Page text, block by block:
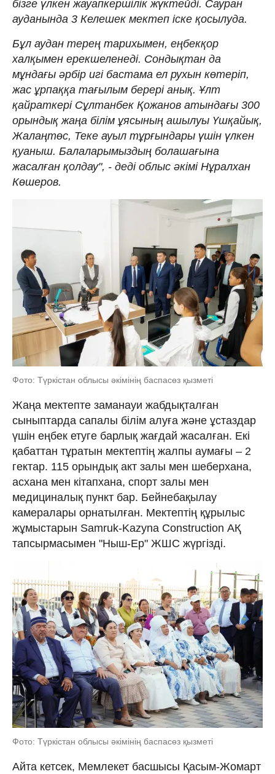
бізге үлкен жауапкершілік жүктейді. Сауран
ауданында 3 Келешек мектеп іске қосылуда.
Бұл аудан терең тарихымен, еңбекқор
халқымен ерекшеленеді. Сондықтан да
мұндағы әрбір игі бастама ел рухын көтеріп,
жас ұрпаққа тағылым берері анық. Ұлт
қайраткері Сұлтанбек Қожанов атындағы 300
орындық жаңа білім ұясының ашылуы Үшқайық,
Жалаңтөс, Теке ауыл тұрғындары үшін үлкен
қуаныш. Балаларымыздың болашағына
жасалған қолдау", - деді облыс әкімі Нұралхан
Көшеров.
Фото: Түркістан облысы әкімінің баспасөз қызметі
Жаңа мектепте заманауи жабдықталған
сыныптарда сапалы білім алуға және ұстаздар
үшін еңбек етуге барлық жағдай жасалған. Екі
қабаттан тұратын мектептің жалпы аумағы – 2
гектар. 115 орындық акт залы мен шеберхана,
асхана мен кітапхана, спорт залы мен
медициналық пункт бар. Бейнебақылау
камералары орнатылған. Мектептің құрылыс
жұмыстарын Samruk-Kazyna Construction АҚ
тапсырмасымен "Ныш-Ер" ЖШС жүргізді.
Фото: Түркістан облысы әкімінің баспасөз қызметі
Айта кетсек, Мемлекет басшысы Қасым-Жомарт